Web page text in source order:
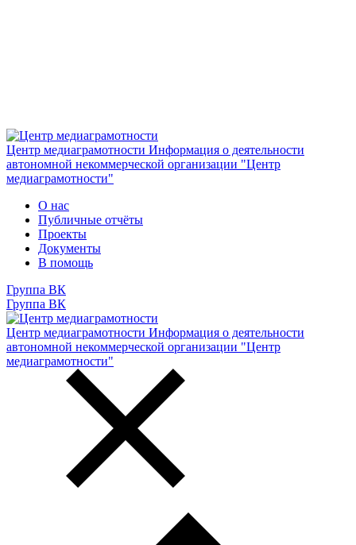
Центр медиаграмотности Информация о деятельности
автономной некоммерческой организации "Центр
медиаграмотности"
О нас
Публичные отчёты
Проекты
Документы
В помощь
Группа ВК
Группа ВК
Центр медиаграмотности Информация о деятельности
автономной некоммерческой организации "Центр
медиаграмотности"